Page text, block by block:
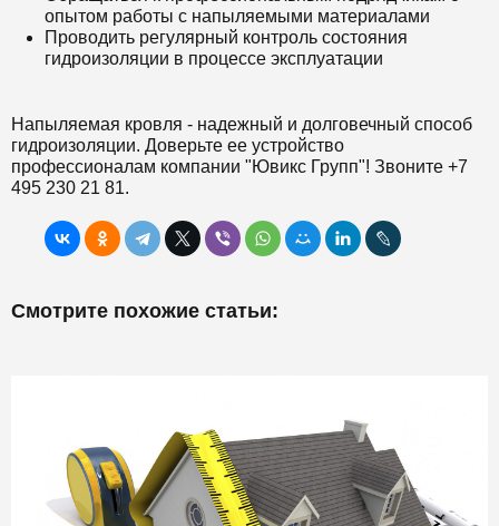
опытом работы с напыляемыми материалами
Проводить регулярный контроль состояния
гидроизоляции в процессе эксплуатации
Напыляемая кровля - надежный и долговечный способ
гидроизоляции. Доверьте ее устройство
профессионалам компании "Ювикс Групп"! Звоните +7
495 230 21 81.
Смотрите похожие статьи: